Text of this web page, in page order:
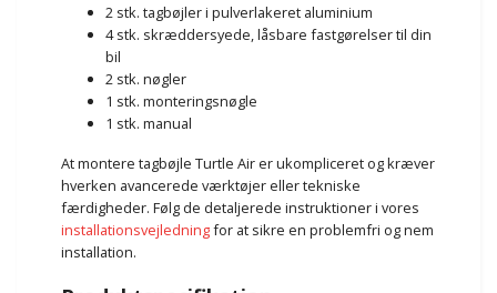
2 stk. tagbøjler i pulverlakeret aluminium
4 stk. skræddersyede, låsbare fastgørelser til din
bil
2 stk. nøgler
1 stk. monteringsnøgle
1 stk. manual
At montere tagbøjle Turtle Air er ukompliceret og kræver
hverken avancerede værktøjer eller tekniske
færdigheder. Følg de detaljerede instruktioner i vores
installationsvejledningfor at sikre en problemfri og nem
installation.